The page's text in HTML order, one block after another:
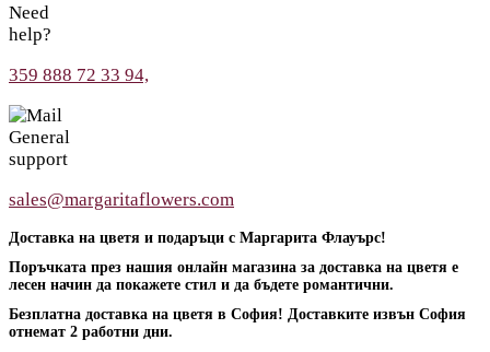
Need
help?
359 888 72 33 94,
General
support
sales@margaritaflowers.com
Доставка на цветя и подаръци с Маргарита Флауърс!
Поръчката през нашия онлайн магазина за доставка на цветя е
лесен начин да покажете стил и да бъдете романтични.
Безплатна доставка на цветя в София! Доставките извън София
отнемат 2 работни дни.